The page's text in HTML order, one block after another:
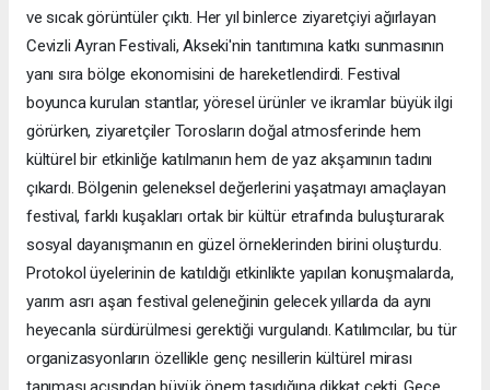
ve sıcak görüntüler çıktı. Her yıl binlerce ziyaretçiyi ağırlayan
Cevizli Ayran Festivali, Akseki'nin tanıtımına katkı sunmasının
yanı sıra bölge ekonomisini de hareketlendirdi. Festival
boyunca kurulan stantlar, yöresel ürünler ve ikramlar büyük ilgi
görürken, ziyaretçiler Torosların doğal atmosferinde hem
kültürel bir etkinliğe katılmanın hem de yaz akşamının tadını
çıkardı. Bölgenin geleneksel değerlerini yaşatmayı amaçlayan
festival, farklı kuşakları ortak bir kültür etrafında buluşturarak
sosyal dayanışmanın en güzel örneklerinden birini oluşturdu.
Protokol üyelerinin de katıldığı etkinlikte yapılan konuşmalarda,
yarım asrı aşan festival geleneğinin gelecek yıllarda da aynı
heyecanla sürdürülmesi gerektiği vurgulandı. Katılımcılar, bu tür
organizasyonların özellikle genç nesillerin kültürel mirası